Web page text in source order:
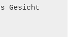
Gesicht